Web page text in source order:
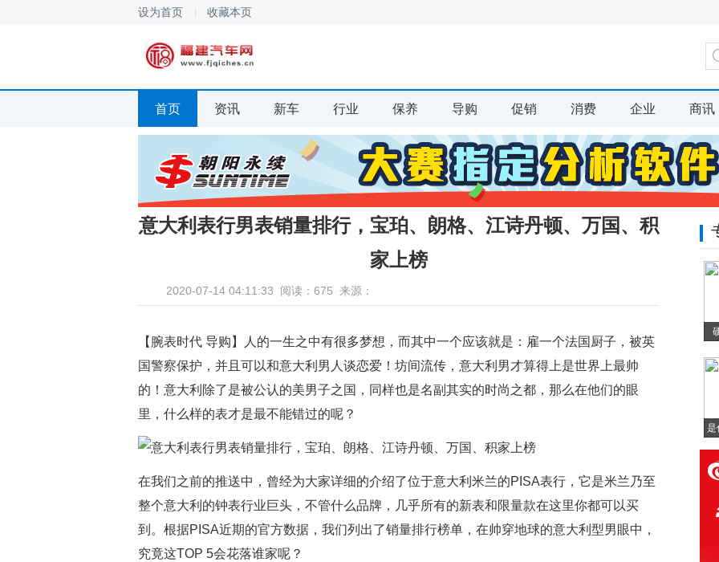
设为首页 收藏本页
首页 资讯 新车 行业 保养 导购 促销 消费 企业 商讯
意大利表行男表销量排行，宝珀、朗格、江诗丹顿、万国、积
家上榜
2020-07-14 04:11:33 阅读：675 来源：
【腕表时代 导购】人的一生之中有很多梦想，而其中一个应该就是：雇一个法国厨子，被英
国警察保护，并且可以和意大利男人谈恋爱！坊间流传，意大利男才算得上是世界上最帅
的！意大利除了是被公认的美男子之国，同样也是名副其实的时尚之都，那么在他们的眼
里，什么样的表才是最不能错过的呢？
在我们之前的推送中，曾经为大家详细的介绍了位于意大利米兰的PISA表行，它是米兰乃至
整个意大利的钟表行业巨头，不管什么品牌，几乎所有的新表和限量款在这里你都可以买
到。根据PISA近期的官方数据，我们列出了销量排行榜单，在帅穿地球的意大利型男眼中，
究竟这TOP 5会花落谁家呢？
是